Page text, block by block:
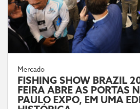
Mercado
FISHING SHOW BRAZIL
FEIRA ABRE AS PORTAS
PAULO EXPO, EM UMA